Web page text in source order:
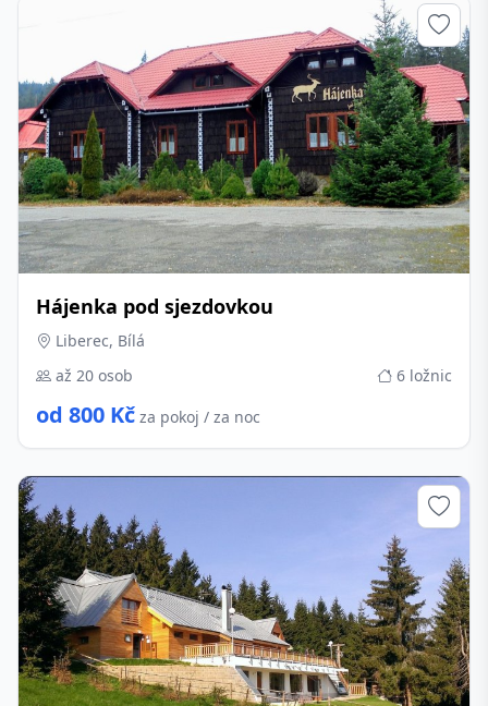
Hájenka pod sjezdovkou
Liberec, Bílá
až 20 osob
6 ložnic
od 800 Kč za pokoj / za noc